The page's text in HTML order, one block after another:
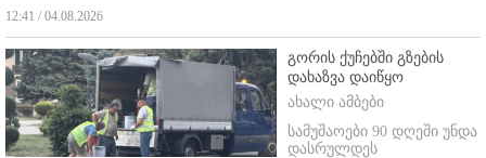
12:41 / 04.08.2026
გორის ქუჩებში გზების
დახაზვა დაიწყო
ახალი ამბები
სამუშაოები 90 დღეში უნდა
დასრულდეს